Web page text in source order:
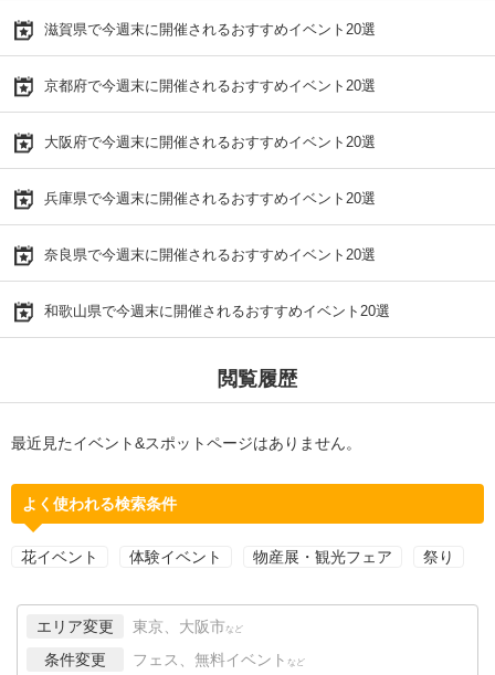
滋賀県で今週末に開催されるおすすめイベント20選
京都府で今週末に開催されるおすすめイベント20選
大阪府で今週末に開催されるおすすめイベント20選
兵庫県で今週末に開催されるおすすめイベント20選
奈良県で今週末に開催されるおすすめイベント20選
和歌山県で今週末に開催されるおすすめイベント20選
閲覧履歴
最近見たイベント&スポットページはありません。
よく使われる検索条件
花イベント 体験イベント 物産展・観光フェア 祭り
エリア変更 東京、大阪市 など
条件変更 フェス、無料イベント など